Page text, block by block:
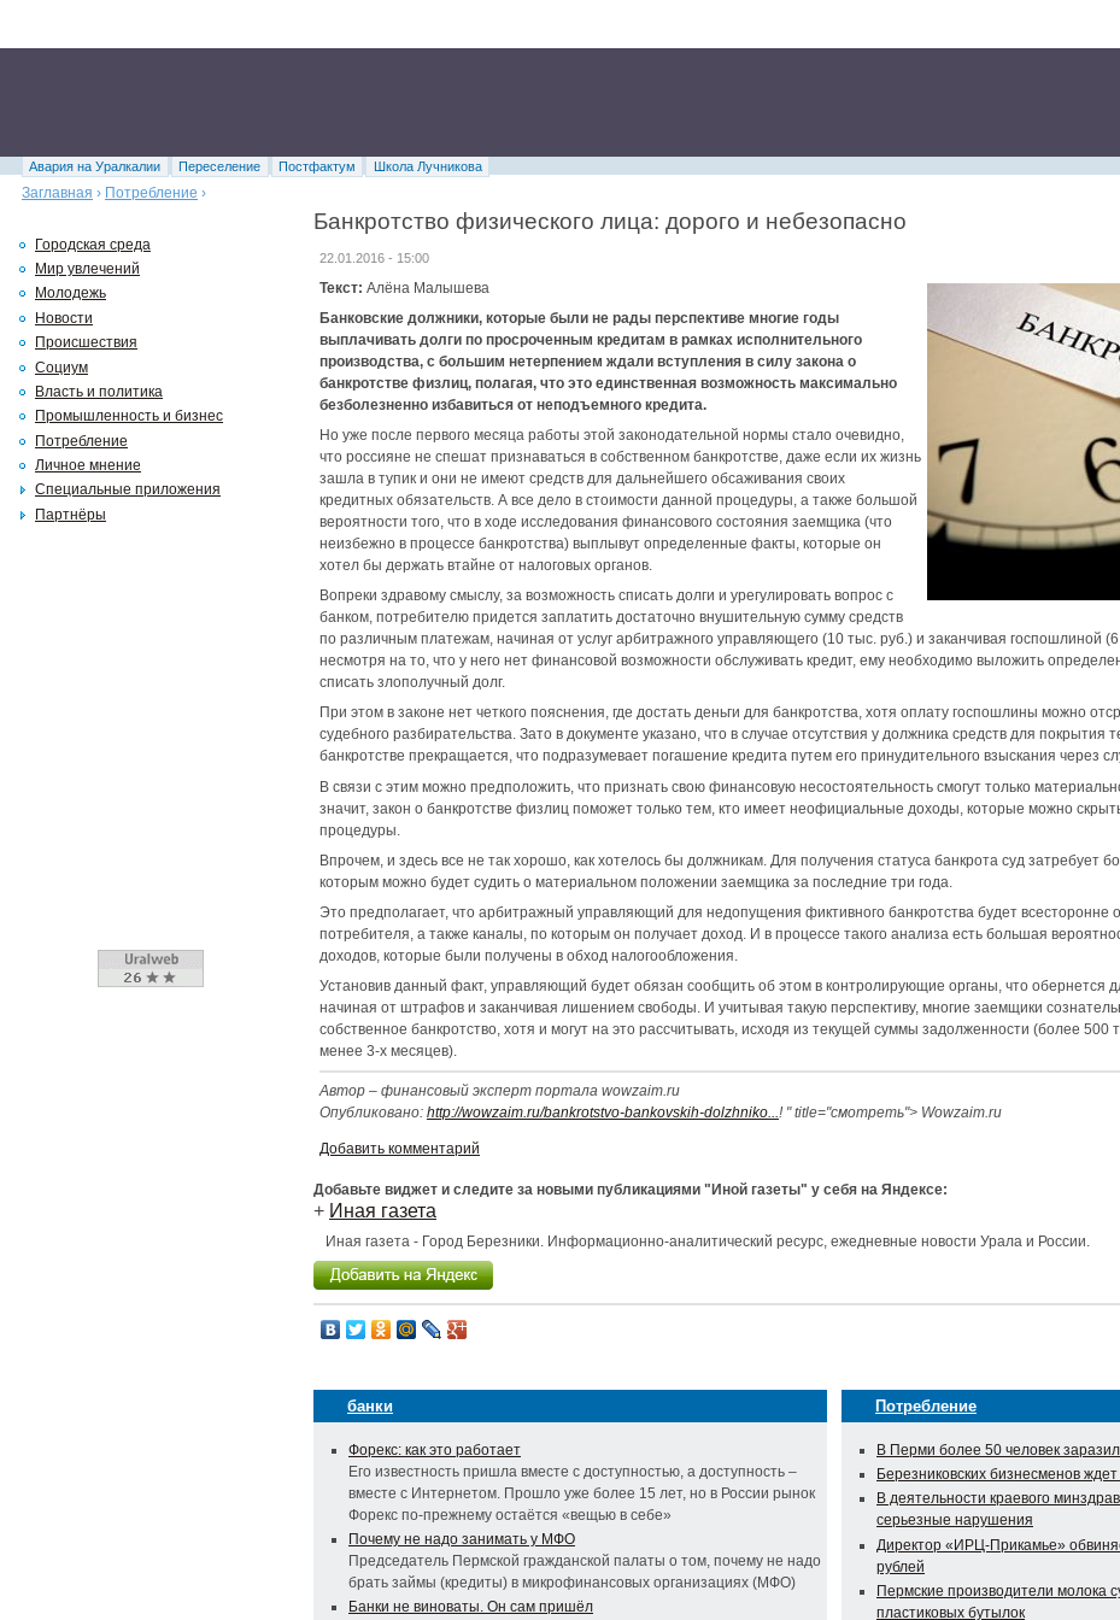
Авария на Уралкалии Переселение Постфактум
Школа Лучникова
Заглавная › Потребление ›
Банкротство физического лица: дорого и небезопасно
22.01.2016 - 15:00
Текст: Алёна Малышева
Банковские должники, которые были не рады перспективе многие годы
выплачивать долги по просроченным кредитам в рамках исполнительного
производства, с большим нетерпением ждали вступления в силу закона о
банкротстве физлиц, полагая, что это единственная возможность максимально
безболезненно избавиться от неподъемного кредита.
Но уже после первого месяца работы этой законодательной нормы стало очевидно,
что россияне не спешат признаваться в собственном банкротстве, даже если их жизнь
зашла в тупик и они не имеют средств для дальнейшего обсаживания своих
кредитных обязательств. А все дело в стоимости данной процедуры, а также большой
вероятности того, что в ходе исследования финансового состояния заемщика (что
неизбежно в процессе банкротства) выплывут определенные факты, которые он
хотел бы держать втайне от налоговых органов.
Вопреки здравому смыслу, за возможность списать долги и урегулировать вопрос с
банком, потребителю придется заплатить достаточно внушительную сумму средств
по различным платежам, начиная от услуг арбитражного управляющего (10 тыс. руб.) и заканчивая госпошлиной
несмотря на то, что у него нет финансовой возможности обслуживать кредит, ему необходимо выложить
списать злополучный долг.
При этом в законе нет четкого пояснения, где достать деньги для банкротства, хотя оплату госпошлины можно
судебного разбирательства. Зато в документе указано, что в случае отсутствия у должника средств для покрытия
банкротстве прекращается, что подразумевает погашение кредита путем его принудительного взыскания через
В связи с этим можно предположить, что признать свою финансовую несостоятельность смогут только
значит, закон о банкротстве физлиц поможет только тем, кто имеет неофициальные доходы, которые можно
процедуры.
Впрочем, и здесь все не так хорошо, как хотелось бы должникам. Для получения статуса банкрота суд затребует
которым можно будет судить о материальном положении заемщика за последние три года.
Это предполагает, что арбитражный управляющий для недопущения фиктивного банкротства будет всесторонне
потребителя, а также каналы, по которым он получает доход. И в процессе такого анализа есть большая
доходов, которые были получены в обход налогообложения.
Установив данный факт, управляющий будет обязан сообщить об этом в контролирующие органы, что обернется
начиная от штрафов и заканчивая лишением свободы. И учитывая такую перспективу, многие заемщики
собственное банкротство, хотя и могут на это рассчитывать, исходя из текущей суммы задолженности (более 500
менее 3-х месяцев).
Автор – финансовый эксперт портала wowzaim.ru
Опубликовано: http://wowzaim.ru/bankrotstvo-bankovskih-dolzhniko...! " title="смотреть"> Wowzaim.ru
Добавить комментарий
Добавьте виджет и следите за новыми публикациями "Иной газеты" у себя на Яндексе:
+ Иная газета
Иная газета - Город Березники. Информационно-аналитический ресурс, ежедневные новости Урала и России.
банки
Форекс: как это работает
Его известность пришла вместе с доступностью, а доступность –
вместе с Интернетом. Прошло уже более 15 лет, но в России рынок
Форекс по-прежнему остаётся «вещью в себе»
Почему не надо занимать у МФО
Председатель Пермской гражданской палаты о том, почему не надо
брать займы (кредиты) в микрофинансовых организациях (МФО)
Банки не виноваты. Он сам пришёл
Потребление
В Перми более 50 человек
Березниковских бизнесменов
В деятельности краевого
серьезные нарушения
Директор «ИРЦ-Прикамье»
рублей
Пермские производители молока
пластиковых бутылок
Городская среда
Мир увлечений
Молодежь
Новости
Происшествия
Социум
Власть и политика
Промышленность и бизнес
Потребление
Личное мнение
Специальные приложения
Партнёры